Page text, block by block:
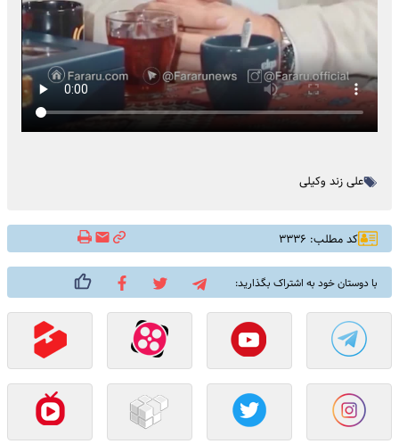
علی زند وکیلی
کد مطلب: ۳۳۳۶
با دوستان خود به اشتراک بگذارید: